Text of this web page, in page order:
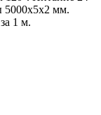
5000х5х2 мм.
1 м.